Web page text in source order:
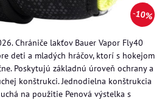
10%
Chrániče lakťov Bauer Vapor Fly40
deti a mladých hráčov, ktorí s hokejom
Poskytujú základnú úroveň ochrany a
konštrukci. Jednodielna konštrukcia
na použitie Penová výstelka s